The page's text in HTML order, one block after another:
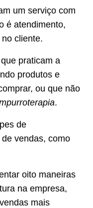
um serviço com
é atendimento,
cliente.
praticam a
produtos e
ou que não
.
de
vendas, como
oito maneiras
na empresa,
mais